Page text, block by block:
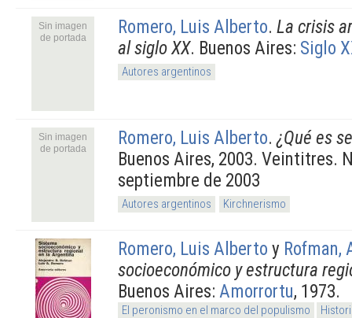
Sin imagen
de portada
Romero, Luis Alberto. La crisis
al siglo XX. Buenos Aires: Siglo
Autores argentinos
Sin imagen
de portada
Romero, Luis Alberto. ¿Qué es
Buenos Aires, 2003. Veintitres.
septiembre de 2003
Autores argentinos Kirchnerismo
Romero, Luis Alberto y Rofman,
socioeconómico y estructura
Buenos Aires: Amorrortu, 1973.
El peronismo en el marco del populismo